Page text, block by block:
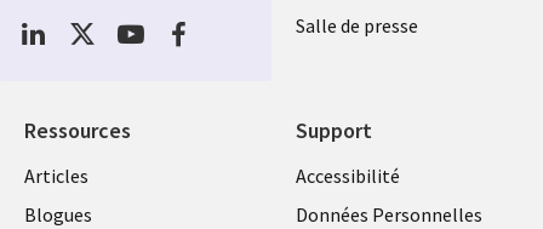
Salle de presse
Ressources
Articles
Blogues
Support
Accessibilité
Données Personnelles
Social
Media